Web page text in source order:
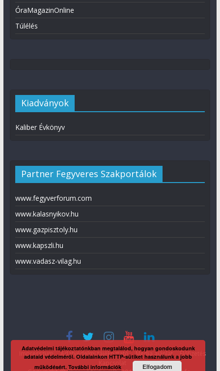
ÓraMagazinOnline
Túlélés
Kiadványok
Kaliber Évkönyv
Partner Fegyveres Szakportálok
www.fegyverforum.com
www.kalasnyikov.hu
www.gazpisztoly.hu
www.kapszli.hu
www.vadasz-vilag.hu
Impresszum Adatvédelmi tájékoztató Média ajánlat
Előfizetés
Adatvédelmi tájékoztatónkban megtalálod, hogyan gondoskodunk
adataid védelméről. Oldalainkon HTTP-sütiket használunk a jobb
működésért.További információk Elfogadom